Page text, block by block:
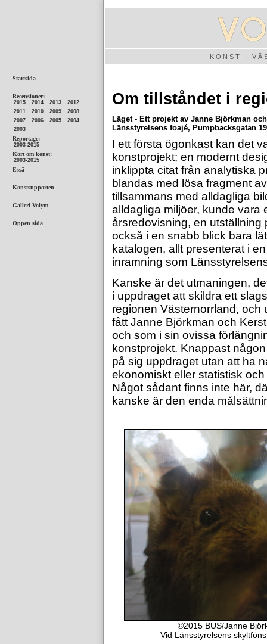
KONST I
Om tillståndet i
Läget - Ett projekt av Janne Björkman
Länsstyrelsens foajé, Pumpbacksgatan
I ett första ögonkast kan det
konstprojekt; en modernt
inklippta citat från analytiska
blandas med lösa fragment
tillsammans med alldagliga
alldagliga miljöer, kunde
årsredovisning, en
också i en snabb blick bara
katalogen, allt presenterat i
inramning som
Kanske är det utmaningen,
i uppdraget att skildra ett
regionen Västernorrland, och
fått Janne Björkman och
och som i sin ovissa
konstprojekt. Knappast
på sig uppdraget utan att ha
ekonomiskt eller statistisk
Något sådant finns inte här,
kanske är den enda
©2015 BUS/Janne
Vid Länsstyrelsens